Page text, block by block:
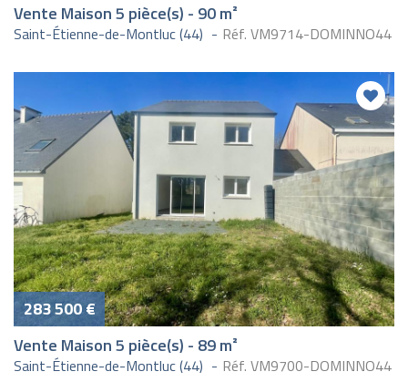
Vente Maison 5 pièce(s) - 90 m²
Saint-Étienne-de-Montluc (44) Réf. VM9714-DOMINNO44
283 500 €
Vente Maison 5 pièce(s) - 89 m²
Saint-Étienne-de-Montluc (44) Réf. VM9700-DOMINNO44